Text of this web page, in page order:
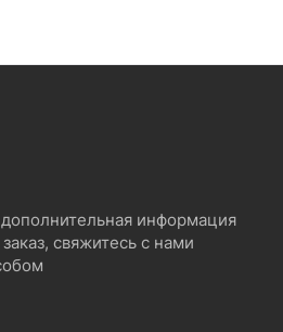
информация
свяжитесь с нами